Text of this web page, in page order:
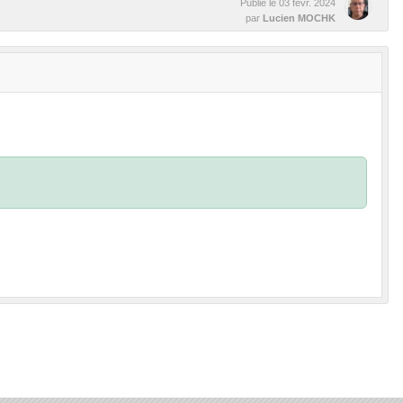
Publié le 03 févr. 2024
par
Lucien MOCHK